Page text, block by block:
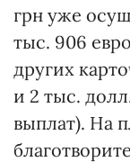
грн уже
тыс. 906
других
и 2 тыс.
выплат). На